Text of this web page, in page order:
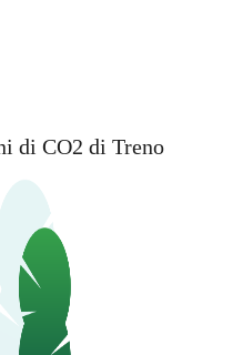
di CO2 di Treno